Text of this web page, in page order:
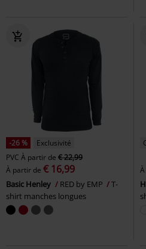
-26 %
Exclusivité
PVC À partir de € 22,99
À partir de € 16,99
Basic Henley RED by EMP
T-
shirt manches longues